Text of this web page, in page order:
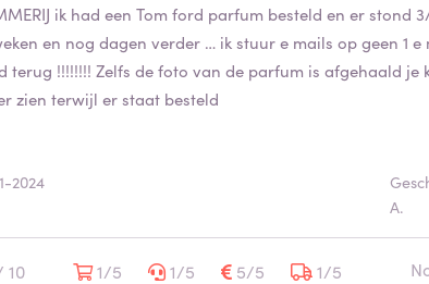
r
i
f
e
d
o
o
r
d
e
s
g
ik had een Tom ford parfum besteld en er stond
en nog dagen verder … ik stuur e mails op geen 1
terug !!!!!!!! Zelfs de foto van de parfum is afgehaald je
zien terwijl er staat besteld
2024
A.
10 1/5 1/5 5/5 1/5